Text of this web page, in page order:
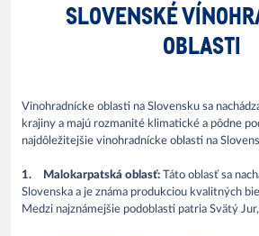
SLOVENSKÉ
OBLASTI
Vinohradnícke oblasti na Slovensku sa
krajiny a majú rozmanité klimatické a pôdne
najdôležitejšie vinohradnícke oblasti na
1. Malokarpatská oblasť: Táto oblasť sa
Slovenska a je známa produkciou kvalitných
Medzi najznámejšie podoblasti patria Svätý